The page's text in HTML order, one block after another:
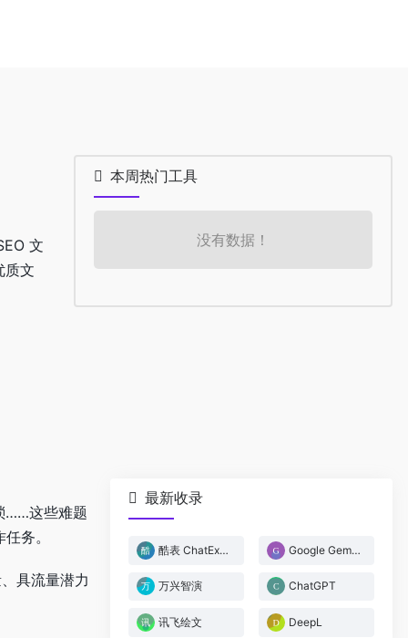
文
质文
本周热门工具
没有数据！
……这些难题
务。
具流量潜力
最新收录
酷表 ChatExcel Google Gemini
万兴智演 ChatGPT
讯飞绘文 DeepL